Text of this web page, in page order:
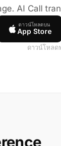
AI Call
ดาวน์โหลดบน
App Store
ดาวน์โหลด